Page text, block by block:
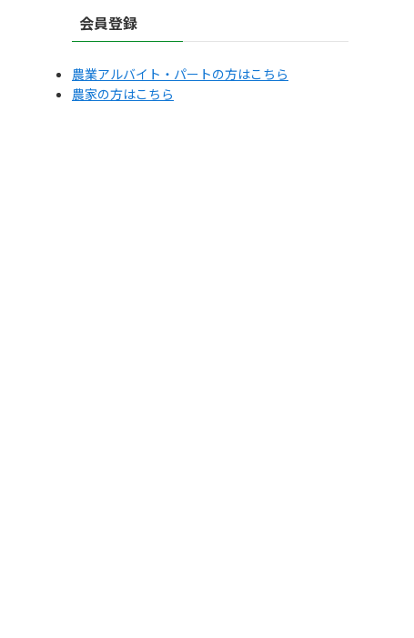
会員登録
農業アルバイト・パートの方はこちら
農家の方はこちら